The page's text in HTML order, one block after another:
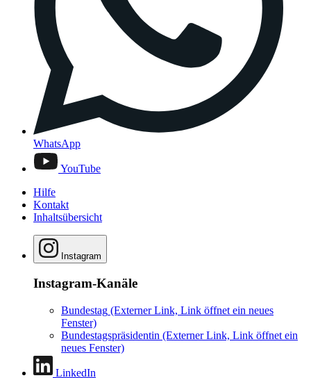
WhatsApp
YouTube
Hilfe
Kontakt
Inhaltsübersicht
Instagram
Instagram-Kanäle
Bundestag (Externer Link, Link öffnet ein neues
Fenster)
Bundestagspräsidentin (Externer Link, Link öffnet ein
neues Fenster)
LinkedIn